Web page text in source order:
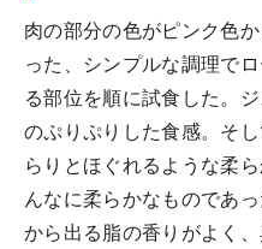
肉の部分の色がピンク色
った、シンプルな調理で
る部位を順に試食した。
のぷりぷりした食感。そし
らりとほぐれるような柔
んなに柔らかなものであ
から出る脂の香りがよく